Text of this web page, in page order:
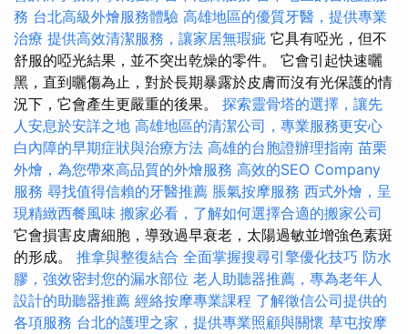
務 台北高級外燴服務體驗 高雄地區的優質牙醫，提供專業
治療 提供高效清潔服務，讓家居無瑕疵 它具有啞光，但不
舒服的啞光結果，並不突出乾燥的零件。 它會引起快速曬
黑，直到曬傷為止，對於長期暴露於皮膚而沒有光保護的情
況下，它會產生更嚴重的後果。 探索靈骨塔的選擇，讓先
人安息於安詳之地 高雄地區的清潔公司，專業服務更安心
白內障的早期症狀與治療方法 高雄的台胞證辦理指南 苗栗
外燴，為您帶來高品質的外燴服務 高效的SEO Company
服務 尋找值得信賴的牙醫推薦 脹氣按摩服務 西式外燴，呈
現精緻西餐風味 搬家必看，了解如何選擇合適的搬家公司
它會損害皮膚細胞，導致過早衰老，太陽過敏並增強色素斑
的形成。 推拿與整復結合 全面掌握搜尋引擎優化技巧 防水
膠，強效密封您的漏水部位 老人助聽器推薦，專為老年人
設計的助聽器推薦 經絡按摩專業課程 了解徵信公司提供的
各項服務 台北的護理之家，提供專業照顧與關懷 草屯按摩